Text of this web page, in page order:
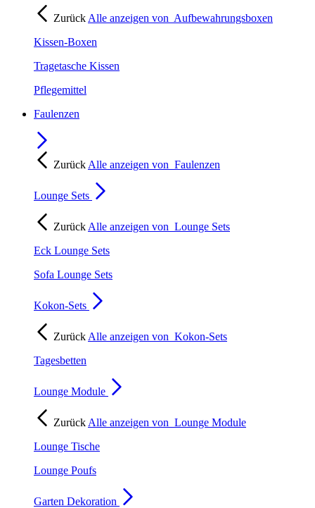
Zurück Alle anzeigen von Aufbewahrungsboxen
Kissen-Boxen
Tragetasche Kissen
Pflegemittel
Faulenzen
Zurück Alle anzeigen von Faulenzen
Lounge Sets
Zurück Alle anzeigen von Lounge Sets
Eck Lounge Sets
Sofa Lounge Sets
Kokon-Sets
Zurück Alle anzeigen von Kokon-Sets
Tagesbetten
Lounge Module
Zurück Alle anzeigen von Lounge Module
Lounge Tische
Lounge Poufs
Garten Dekoration